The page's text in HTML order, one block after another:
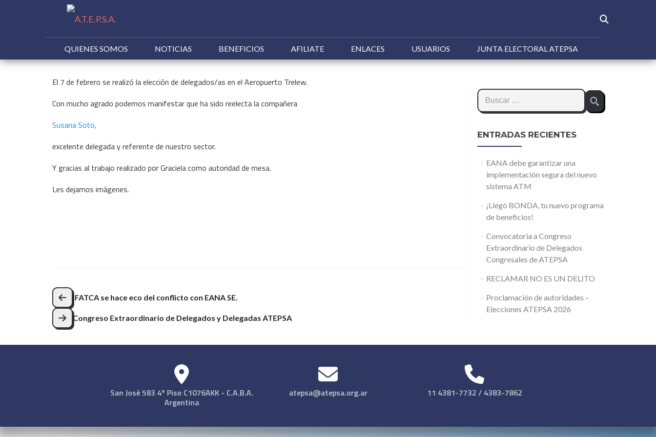
al
contenido
QUIENES SOMOS NOTICIAS BENEFICIOS AFILIATE ENLACES USUARIOS JUNTA ELECTORAL ATEPSA
El 7 de febrero se realizó la elección de delegados/as en el Aeropuerto Trelew.
Con mucho agrado podemos manifestar que ha sido reelecta la compañera
Susana Soto,
excelente delegada y referente de nuestro sector.
Y gracias al trabajo realizado por Graciela como autoridad de mesa.
Les dejamos imágenes.
Navegación
de
entradas
IFATCA se hace eco del conflicto con EANA SE.
Congreso Extraordinario de Delegados y Delegadas ATEPSA
Buscar:
ENTRADAS RECIENTES
EANA debe garantizar una
implementación segura del nuevo
sistema ATM
¡Llegó BONDA, tu nuevo programa
de beneficios!
Convocatoria a Congreso
Extraordinario de Delegados
Congresales de ATEPSA
RECLAMAR NO ES UN DELITO
Proclamación de autoridades –
Elecciones ATEPSA 2026
San José 583 4º Piso C1076AKK - C.A.B.A.
Argentina
atepsa@atepsa.org.ar 11 4381-7732 / 4383-7862